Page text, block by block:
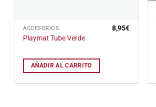
ACCESORIOS
Playmat Tube Verde
8,95€
AÑADIR AL CARRITO